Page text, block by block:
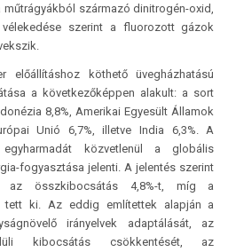
származó dinitrogén-oxid,
szerint a fluorozott gázok
előállításhoz köthető üvegházhatású
a következőképpen alakult: a sort
8,8%, Amerikai Egyesült Államok
Unió 6,7%, illetve India 6,3%. A
közvetlenül a globális
fogyasztása jelenti. A jelentés szerint
az összkibocsátás 4,8%-t, míg a
tett ki. Az eddig említettek alapján a
irányelvek adaptálását, az
kibocsátás csökkentését, az